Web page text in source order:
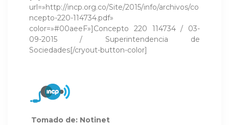
url=»http://incp.org.co/Site/2015/info/archivos/co
ncepto-220-114734.pdf»
color=»#00aeeF»]Concepto 220 114734 / 03-
09-2015 / Superintendencia de
Sociedades[/cryout-button-color]
Tomado de: Notinet